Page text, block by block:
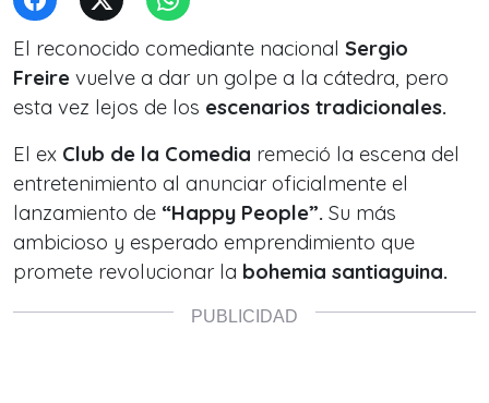
El reconocido comediante nacional Sergio
Freire vuelve a dar un golpe a la cátedra, pero
esta vez lejos de los escenarios tradicionales.
El ex Club de la Comedia remeció la escena del
entretenimiento al anunciar oficialmente el
lanzamiento de “Happy People”. Su más
ambicioso y esperado emprendimiento que
promete revolucionar la bohemia santiaguina.